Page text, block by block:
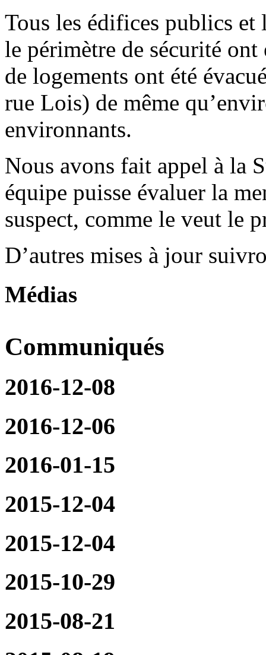
Tous les édifices publics et
le périmètre de sécurité
de logements ont été
rue Lois) de même
environnants.
Nous avons fait appel à la
équipe puisse évaluer la
suspect, comme le veut le
D’autres mises à jour
Médias
Communiqués
2016-12-08
2016-12-06
2016-01-15
2015-12-04
2015-12-04
2015-10-29
2015-08-21